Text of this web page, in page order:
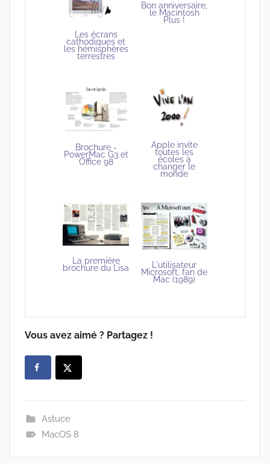
Les écrans
cathodiques et
les hémisphères
terrestres
Bon anniversaire,
le Macintosh
Plus !
Brochure -
PowerMac G3 et
Office 98
Apple invite
toutes les
écoles à
changer le
monde
La première
brochure du Lisa L'utilisateur
Microsoft, fan de
Mac (1989)
Vous avez aimé ? Partagez !
Astuce
MacOS 8